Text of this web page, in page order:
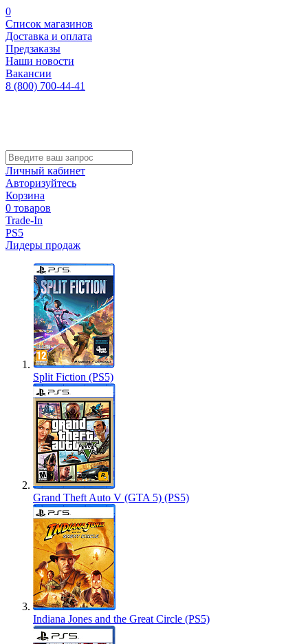
0
Список магазинов
Доставка и оплата
Предзаказы
Наши новости
Вакансии
8 (800) 700-44-41
Личный кабинет
Авторизуйтесь
Корзина
0 товаров
Trade-In
PS5
Лидеры продаж
Split Fiction (PS5)
Grand Theft Auto V (GTA 5) (PS5)
Indiana Jones and the Great Circle (PS5)